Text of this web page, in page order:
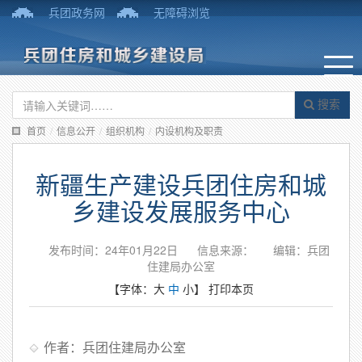
兵团政务网 无障碍浏览
搜索
首页 / 信息公开 / 组织机构 / 内设机构及职责
新疆生产建设兵团住房和城
乡建设发展服务中心
发布时间：24年01月22日 信息来源：
编辑：兵团
住建局办公室
【字体： 大 中 小】 打印本页
作者：兵团住建局办公室